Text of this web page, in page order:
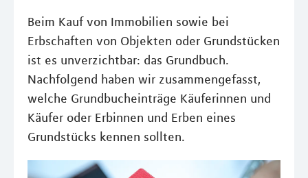
Beim Kauf von Immobilien sowie bei
Erbschaften von Objekten oder Grundstücken
ist es unverzichtbar: das Grundbuch.
Nachfolgend haben wir zusammengefasst,
welche Grundbucheinträge Käuferinnen und
Käufer oder Erbinnen und Erben eines
Grundstücks kennen sollten.